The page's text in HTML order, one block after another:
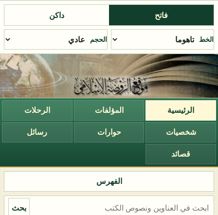
فاتح داكن
الخط الحجم
الرئيسية المؤلفات الرحلات
شخصيات حوارات رسائل
قصائد
الفهرس
بحث